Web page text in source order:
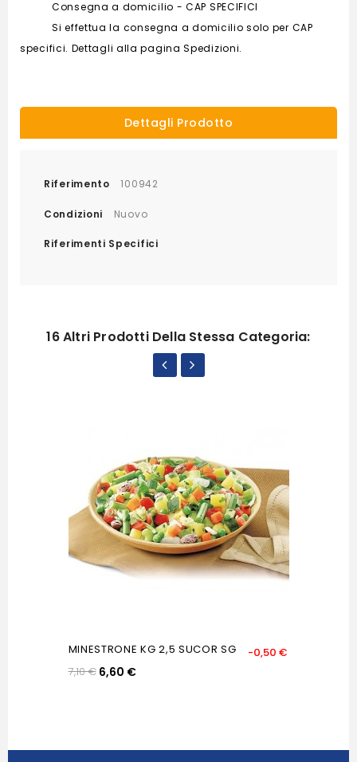
Consegna a domicilio - CAP SPECIFICI
Si effettua la consegna a domicilio solo per CAP
specifici. Dettagli alla pagina Spedizioni.
Dettagli Prodotto
Riferimento 100942
Condizioni Nuovo
Riferimenti Specifici
16 Altri Prodotti Della Stessa Categoria:
MINESTRONE KG 2,5 SUCOR SG
7,10 €
-0,50 €
6,60 €